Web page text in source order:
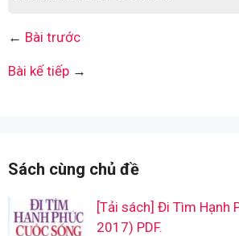
← Bài trước
Bài kế tiếp →
Sách cùng chủ đề
[Tải sách] Đi Tìm Hạnh
2017) PDF.